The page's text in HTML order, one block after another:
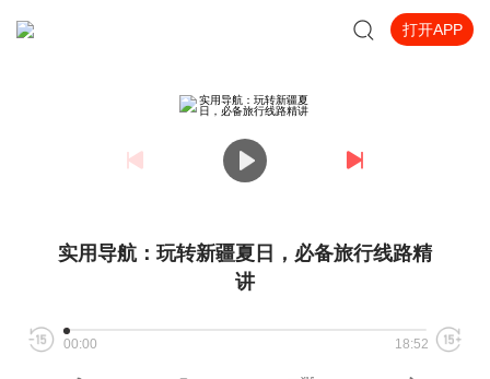
打开APP
实用导航：玩转新疆夏日，必备旅行线路精
讲
00:00 18:52